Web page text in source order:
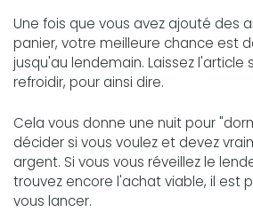
Une fois que vous avez ajouté des
panier, votre meilleure chance est
jusqu'au lendemain. Laissez l'article
refroidir, pour ainsi dire.
Cela vous donne une nuit pour
décider si vous voulez et devez
argent. Si vous vous réveillez le
trouvez encore l'achat viable, il est
vous lancer.